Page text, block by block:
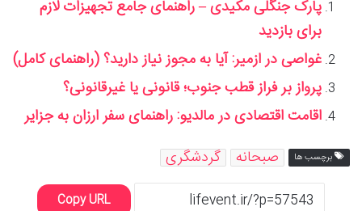
پارک جنگلی مکیدی – راهنمای جامع تجهیزات لازم
برای بازدید
غواصی در ازمیر: آیا به مجوز نیاز دارید؟ (راهنمای کامل)
پرواز بر فراز قطب جنوب؛ قانونی یا غیرقانونی؟
اقامت اقتصادی در مالدیو: راهنمای سفر ارزان به جزایر
برچسب ها صبحانه گردشگری
Copy URL